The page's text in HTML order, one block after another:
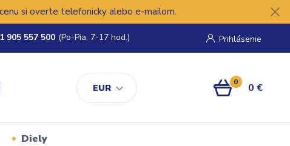
si overte telefonicky alebo e-mailom.
EUR
Prihlásenie
905 557 500 (Po-Pia, 7-17 hod.)
0 0 €
Diely